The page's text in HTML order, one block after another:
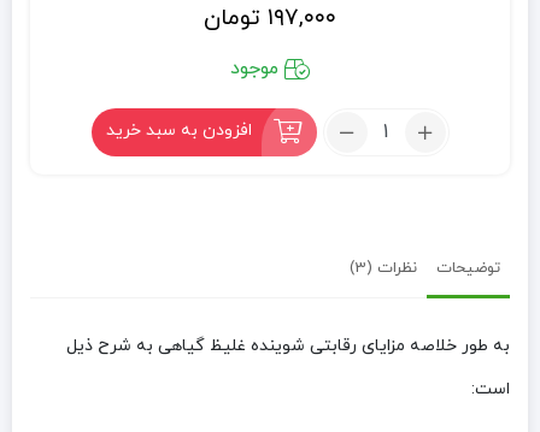
۱۹۷,۰۰۰ تومان
موجود
تعداد:
کننده
افزودن به سبد خرید
توضیحات نظرات (3)
به طور خلاصه مزایای رقابتی شوینده غلیظ گیاهی به شرح ذیل
است: